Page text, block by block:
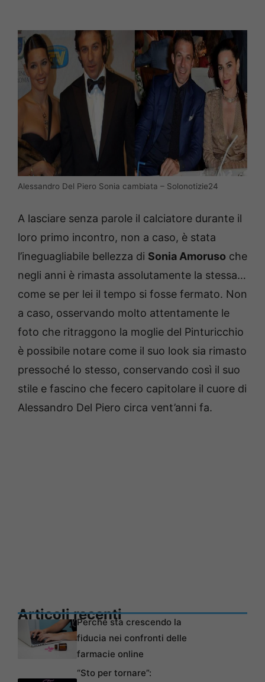
Alessandro Del Piero Sonia cambiata – Solonotizie24
A lasciare senza parole il calciatore durante il
loro primo incontro, non a caso, è stata
l’ineguagliabile bellezza di Sonia Amoruso che
negli anni è rimasta assolutamente la stessa…
come se per lei il tempo si fosse fermato. Non
a caso, osservando molto attentamente le
foto che ritraggono la moglie del Pinturicchio
è possibile notare come il suo look sia rimasto
pressoché lo stesso, conservando così il suo
stile e fascino che fecero capitolare il cuore di
Alessandro Del Piero circa vent’anni fa.
Articoli recentiPerché sta crescendo la
fiducia nei confronti delle
farmacie online
“Sto per tornare”: